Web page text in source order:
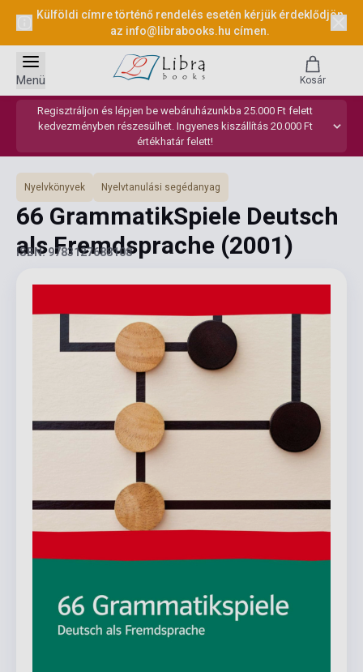
Külföldi címre történő rendelés esetén kérjük érdeklődjön
az info@librabooks.hu címen.
Regisztráljon és lépjen be webáruházunkba 25.000 Ft felett
kedvezményben részesülhet. Ingyenes kiszállítás 20.000 Ft
értékhatár felett!
Menü Kosár
Nyelvkönyvek Nyelvtanulási segédanyag
66 GrammatikSpiele Deutsch
als Fremdsprache (2001)
ISBN: 9783127688108